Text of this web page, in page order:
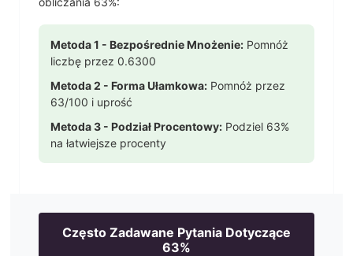
Metoda 1 - Bezpośrednie Mnożenie: Pomnóż
liczbę przez 0.6300
Metoda 2 - Forma Ułamkowa: Pomnóż przez
63/100 i uprość
Metoda 3 - Podział Procentowy: Podziel 63%
na łatwiejsze procenty
Często Zadawane Pytania Dotyczące
63%